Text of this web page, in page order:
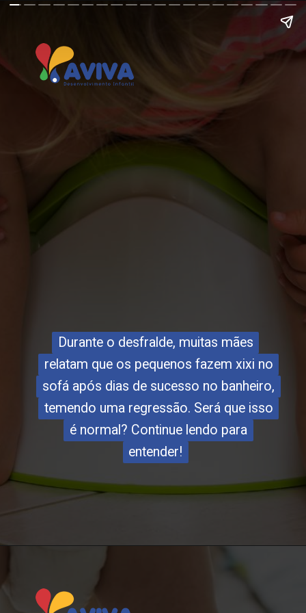
Durante o desfralde, muitas mães
relatam que os pequenos fazem xixi no
sofá após dias de sucesso no banheiro,
temendo uma regressão. Será que isso
é normal? Continue lendo para
entender!
Durante o desfralde, muitas mães
relatam que os pequenos fazem xixi no
sofá após dias de sucesso no banheiro,
temendo uma regressão. Será que isso
é normal? Continue lendo para
entender!